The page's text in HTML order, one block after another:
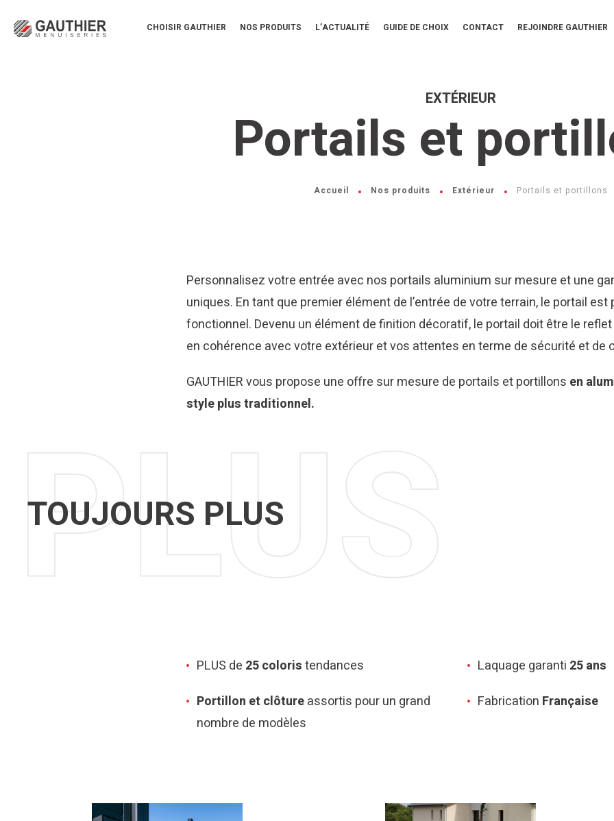
CHOISIR GAUTHIER NOS PRODUITS L’ACTUALITÉ GUIDE DE CHOIX CONTACT REJOINDRE GAUTHIER
EXTÉRIEUR
Portails et
Accueil Nos produits Extérieur Portails et portillons
Personnalisez votre entrée avec nos portails aluminium sur mesure et une
uniques. En tant que premier élément de l’entrée de votre terrain, le portail est
fonctionnel. Devenu un élément de finition décoratif, le portail doit être le
en cohérence avec votre extérieur et vos attentes en terme de sécurité et de
GAUTHIER vous propose une offre sur mesure de portails et portillons en
style plus traditionnel.
TOUJOURS PLUS
PLUS de 25 coloristendances
Portillon et clôtureassortis pour un grand
nombre de modèles
Laquage garanti 25 ans
Fabrication Française